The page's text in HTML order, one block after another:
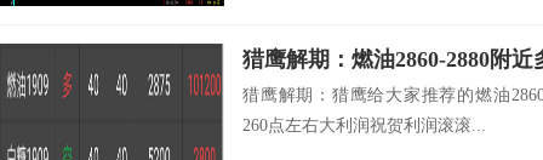
猎鹰解期：猎鹰给大家推荐的燃油
260点左右大利润祝贺利润滚滚...